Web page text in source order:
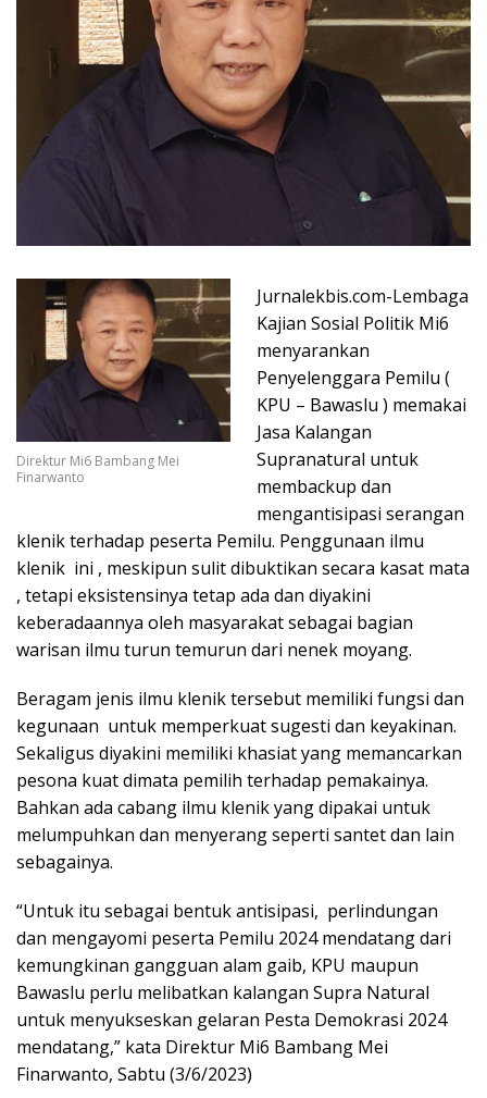
Direktur Mi6 Bambang Mei
Finarwanto
Jurnalekbis.com-Lembaga
Kajian Sosial Politik Mi6
menyarankan
Penyelenggara Pemilu (
KPU – Bawaslu ) memakai
Jasa Kalangan
Supranatural untuk
membackup dan
mengantisipasi serangan
klenik terhadap peserta Pemilu. Penggunaan ilmu
klenik ini , meskipun sulit dibuktikan secara kasat mata
, tetapi eksistensinya tetap ada dan diyakini
keberadaannya oleh masyarakat sebagai bagian
warisan ilmu turun temurun dari nenek moyang.
Beragam jenis ilmu klenik tersebut memiliki fungsi dan
kegunaan untuk memperkuat sugesti dan keyakinan.
Sekaligus diyakini memiliki khasiat yang memancarkan
pesona kuat dimata pemilih terhadap pemakainya.
Bahkan ada cabang ilmu klenik yang dipakai untuk
melumpuhkan dan menyerang seperti santet dan lain
sebagainya.
“Untuk itu sebagai bentuk antisipasi, perlindungan
dan mengayomi peserta Pemilu 2024 mendatang dari
kemungkinan gangguan alam gaib, KPU maupun
Bawaslu perlu melibatkan kalangan Supra Natural
untuk menyukseskan gelaran Pesta Demokrasi 2024
mendatang,” kata Direktur Mi6 Bambang Mei
Finarwanto, Sabtu (3/6/2023)